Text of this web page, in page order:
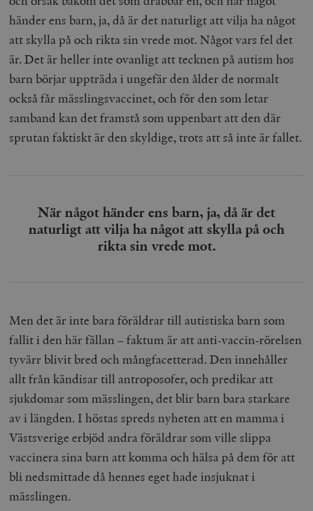
händer ens barn, ja, då är det naturligt att vilja ha något
att skylla på och rikta sin vrede mot. Något vars fel det
är. Det är heller inte ovanligt att tecknen på autism hos
barn börjar uppträda i ungefär den ålder de normalt
också får mässlingsvaccinet, och för den som letar
samband kan det framstå som uppenbart att den där
sprutan faktiskt är den skyldige, trots att så inte är fallet.
När något händer ens barn, ja, då är det
naturligt att vilja ha något att skylla på och
rikta sin vrede mot.
Men det är inte bara föräldrar till autistiska barn som
fallit i den här fällan – faktum är att anti-vaccin-rörelsen
tyvärr blivit bred och mångfacetterad. Den innehåller
allt från kändisar till antroposofer, och predikar att
sjukdomar som mässlingen, det blir barn bara starkare
av i längden. I höstas spreds nyheten att en mamma i
Västsverige erbjöd andra föräldrar som ville slippa
vaccinera sina barn att komma och hälsa på dem för att
bli nedsmittade då hennes eget hade insjuknat i
mässlingen.